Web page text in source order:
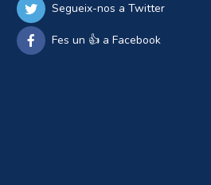
Segueix-nos a Twitter
Fes un 👍 a Facebook